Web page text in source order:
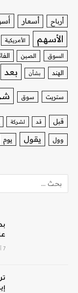
أرباح أسعار
الأسهم الأمريكية
السوق الصين
الهند بشأن بعد
ستريت سوق
قبل قد لشركة
وول يقول يوم
7 أغسطس، 2026